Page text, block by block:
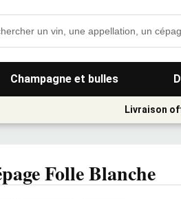
Champagne et bulles
Livraison
Folle Blanche